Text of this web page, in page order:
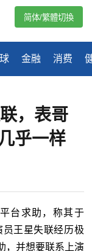
金融 消费
简体/繁體切換
，表哥
乎一样
台求助，称其于
王星失联经历极
，并想要联系上演